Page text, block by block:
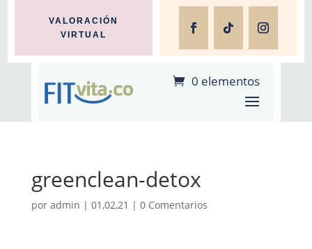
VALORACIÓN
VIRTUAL
0 elementos
greenclean-detox
por admin | 01,02,21 | 0 Comentarios